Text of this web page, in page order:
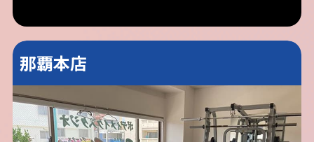
那覇本店